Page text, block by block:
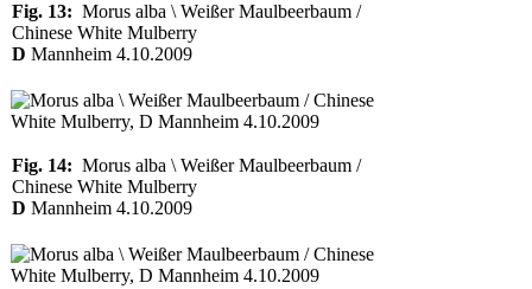
Fig. 13: Morus alba \ Weißer Maulbeerbaum /
Chinese White Mulberry
D Mannheim 4.10.2009
Fig. 14: Morus alba \ Weißer Maulbeerbaum /
Chinese White Mulberry
D Mannheim 4.10.2009